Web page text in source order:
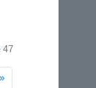
47
»Siguiente página